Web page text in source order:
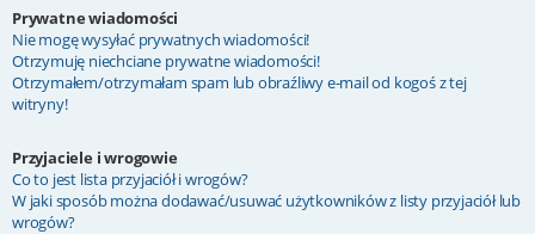
Prywatne wiadomości
Nie mogę wysyłać prywatnych wiadomości!
Otrzymuję niechciane prywatne wiadomości!
Otrzymałem/otrzymałam spam lub obraźliwy e-mail od kogoś z tej
witryny!
Przyjaciele i wrogowie
Co to jest lista przyjaciół i wrogów?
W jaki sposób można dodawać/usuwać użytkowników z listy przyjaciół lub
wrogów?